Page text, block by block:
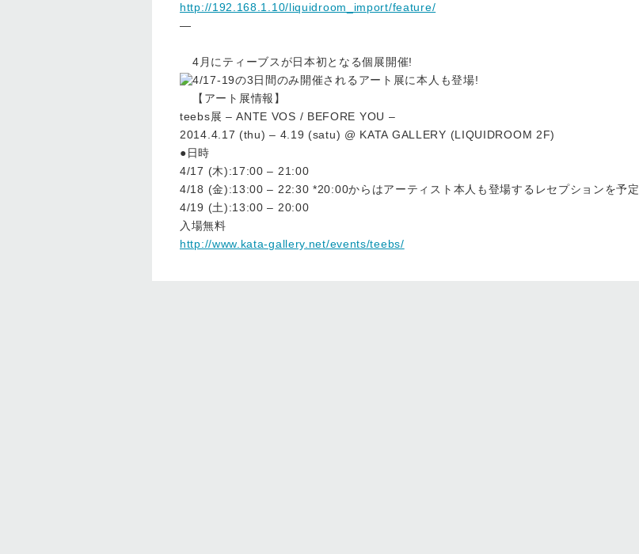
http://192.168.1.10/liquidroom_import/feature/
—
4月にティーブスが日本初となる個展開催!
4/17-19の3日間のみ開催されるアート展に本人も登場!
【アート展情報】
teebs展 – ANTE VOS / BEFORE YOU –
2014.4.17 (thu) – 4.19 (satu) @ KATA GALLERY (LIQUIDROOM 2F)
●日時
4/17 (木):17:00 – 21:00
4/18 (金):13:00 – 22:30 *20:00からはアーティスト本人も登場するレセプションを予定
4/19 (土):13:00 – 20:00
入場無料
http://www.kata-gallery.net/events/teebs/